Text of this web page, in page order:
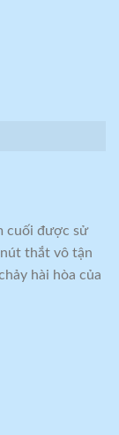
cuối được sử
thắt vô tận
hài hòa của